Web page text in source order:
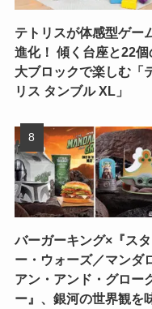
テトリスが体感型ゲー
進化！ 傾く台座と22個
大ブロックで楽しむ「
リス タンブル XL」
バーガーキング×『スタ
ー・ウォーズ／マンダ
アン・アンド・グロー
ー』、銀河の世界観を